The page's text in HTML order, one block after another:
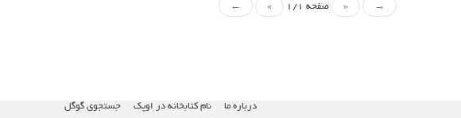
→
« صفحه 1/1 »
←
درباره ما نام کتابخانه در اوپک جستجوی گوگل